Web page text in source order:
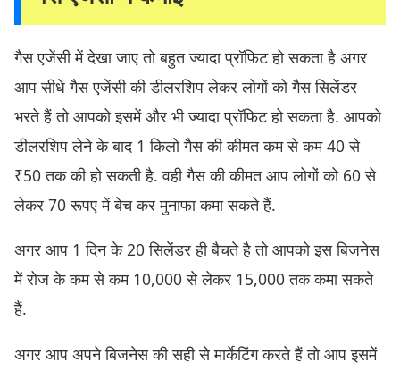
गैस एजेंसी में देखा जाए तो बहुत ज्यादा प्रॉफिट हो सकता है अगर
आप सीधे गैस एजेंसी की डीलरशिप लेकर लोगों को गैस सिलेंडर
भरते हैं तो आपको इसमें और भी ज्यादा प्रॉफिट हो सकता है. आपको
डीलरशिप लेने के बाद 1 किलो गैस की कीमत कम से कम 40 से
₹50 तक की हो सकती है. वही गैस की कीमत आप लोगों को 60 से
लेकर 70 रूपए में बेच कर मुनाफा कमा सकते हैं.
अगर आप 1 दिन के 20 सिलेंडर ही बैचते है तो आपको इस बिजनेस
में रोज के कम से कम 10,000 से लेकर 15,000 तक कमा सकते
हैं.
अगर आप अपने बिजनेस की सही से मार्केटिंग करते हैं तो आप इसमें